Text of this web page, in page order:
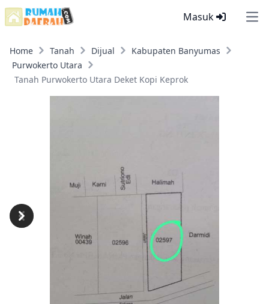
Masuk
Home Tanah Dijual
Kabupaten Banyumas
Purwokerto Utara
Tanah Purwokerto Utara Deket Kopi Keprok
Previous
Next